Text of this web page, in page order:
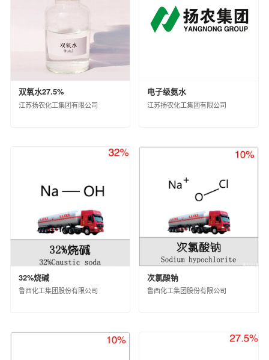
中化石油上海有限公司
中化石油河南有限公司
中化石油江苏无锡有限公司
中化石油辽宁有限公司
中化国际(控股)股份有限公司产业资源事业部
中化河北有限公司
中化石油湖南有限公司
北京市石油化工产品开发供应有限公司
中化石油江西有限公司
中化石油川渝有限公司
江西中化石油成品油销售有限公司
中化石油华北（山东）有限公司
正和集团股份有限公司
双氧水27.5%
江苏扬农化工集团有限公司
电子级氨水
江苏扬农化工集团有限公司
32%烧碱
鲁西化工集团股份有限公司
次氯酸钠
鲁西化工集团股份有限公司